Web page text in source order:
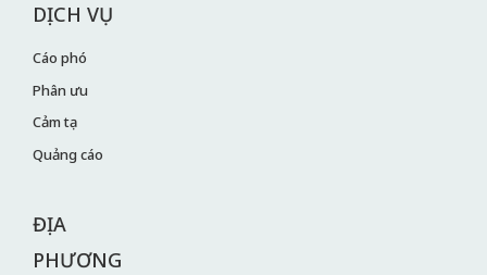
DỊCH VỤ
Cáo phó
Phân ưu
Cảm tạ
Quảng cáo
ĐỊA
PHƯƠNG